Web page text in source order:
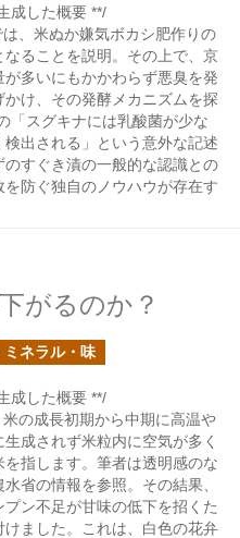
成した概要 **/
、米ぬか嫌気ボカシ肥作りの
ることを説明。その上で、京
多いにもかかわらず悪臭を発
け、その発酵メカニズムを探
「スグキナには乳酸菌が少な
出される」という意外な記述
すぐき漬の一般的な認識との
防ぐ独自のノウハウが存在す
がるのか？
ミネラル・味
成した概要 **/
米の成長初期から中期に高温や
成されず米粒内に空気が多く
指します。筆者は透明感のな
省の情報を参照。その結果、
ン不足が甘味の低下を招くた
ました。これは、白色の花弁